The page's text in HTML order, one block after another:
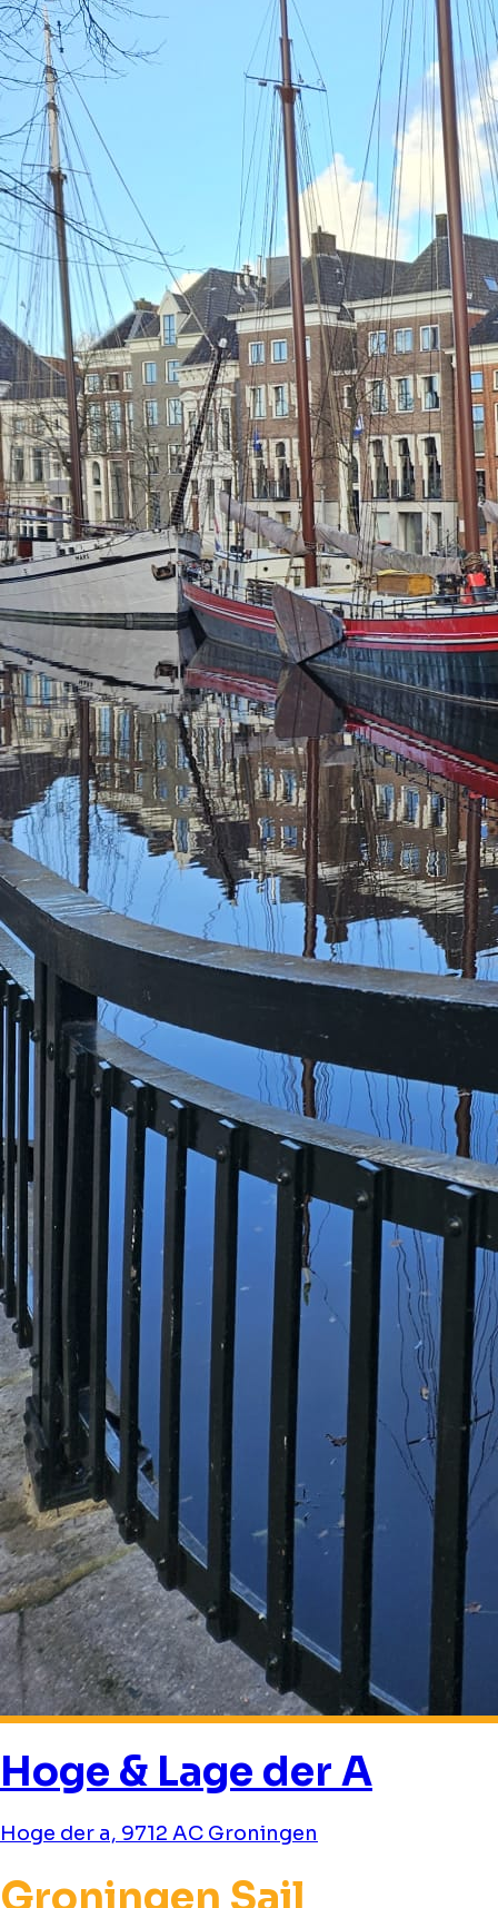
Hoge & Lage der A
Hoge der a, 9712 AC Groningen
Groningen Sail